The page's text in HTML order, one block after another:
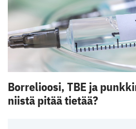
Borrelioosi, TBE ja
niistä pitää tietää?